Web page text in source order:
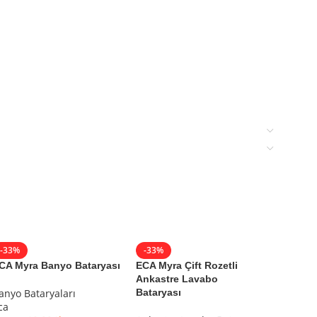
hijyeni ön planda tutan armatürden seramiğe geniş
-33%
Myra Banyo Bataryası
Bataryaları
-33%
ECA Myra Çift Rozetli
Ankastre Lavabo
Bataryası